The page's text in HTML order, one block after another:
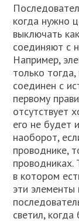
когда нужно
выключать
соединяют с
Например,
только
соединен с
первому
отсутствует
его не будет
наоборот,
проводнике,
в котором
эти
светил,